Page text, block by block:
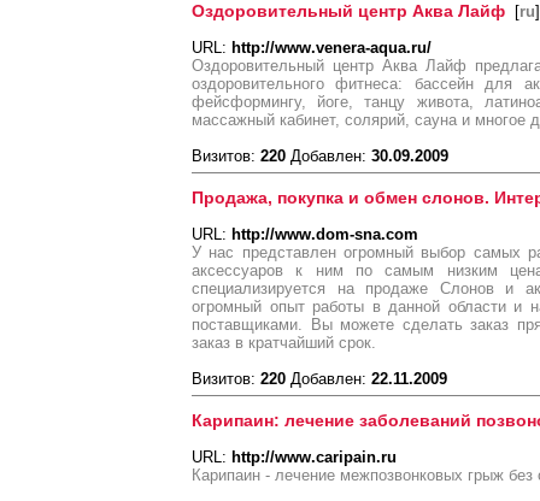
Оздоровительный центр Аква Лайф [ru]
URL: http://www.venera-aqua.ru/
Оздоровительный центр Аква Лайф
оздоровительного фитнеса: бассейн для
фейсформингу, йоге, танцу живота,
массажный кабинет, солярий, сауна и многое
Визитов: 220 Добавлен: 30.09.2009
Продажа, покупка и обмен слонов.
URL: http://www.dom-sna.com
У нас представлен огромный выбор самых
аксессуаров к ним по самым низким
специализируется на продаже Слонов и
огромный опыт работы в данной области и
поставщиками. Вы можете сделать заказ
заказ в кратчайший срок.
Визитов: 220 Добавлен: 22.11.2009
Карипаин: лечение заболеваний
URL: http://www.caripain.ru
Карипаин - лечение межпозвонковых грыж без